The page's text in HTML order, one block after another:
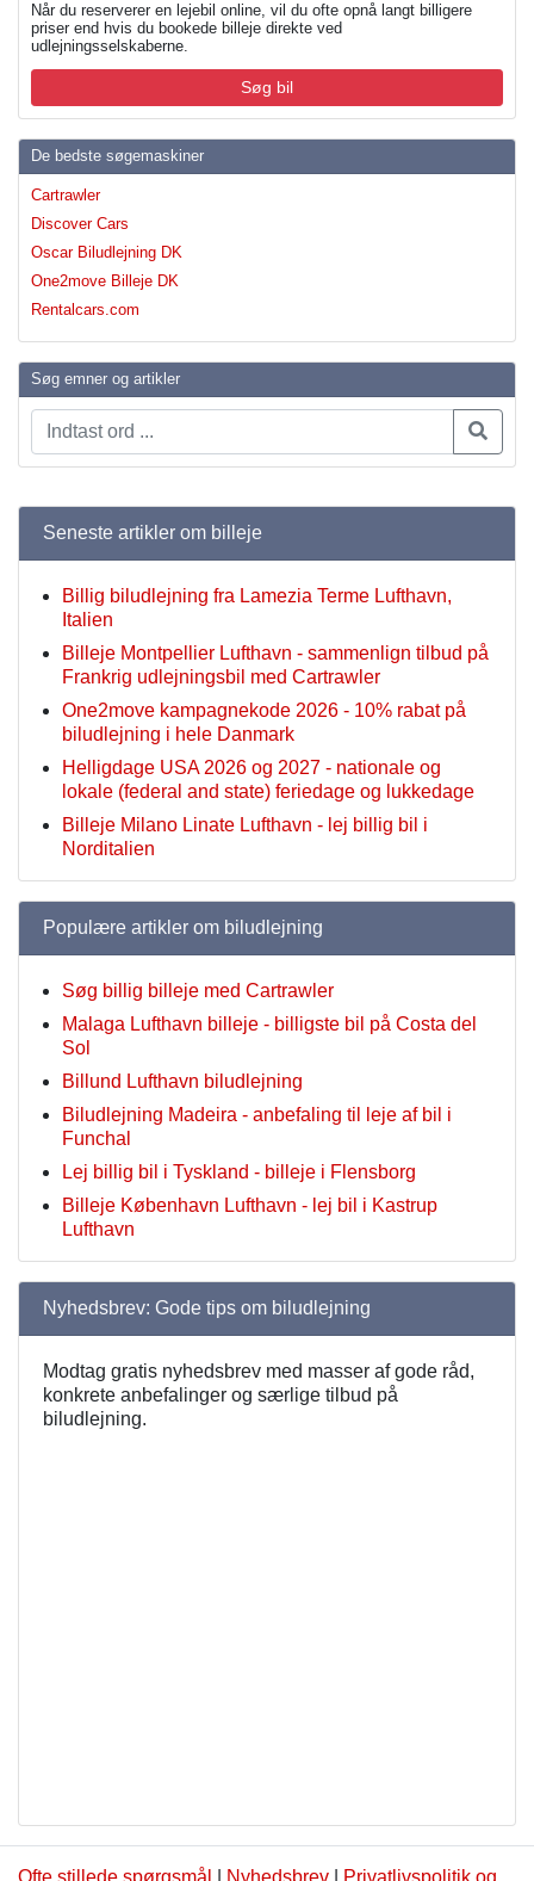
Når du reserverer en lejebil online, vil du ofte opnå langt billigere
priser end hvis du bookede billeje direkte ved
udlejningsselskaberne.
Søg bil
De bedste søgemaskiner
Cartrawler
Discover Cars
Oscar Biludlejning DK
One2move Billeje DK
Rentalcars.com
Søg emner og artikler
Seneste artikler om billeje
Billig biludlejning fra Lamezia Terme Lufthavn,
Italien
Billeje Montpellier Lufthavn - sammenlign tilbud på
Frankrig udlejningsbil med Cartrawler
One2move kampagnekode 2026 - 10% rabat på
biludlejning i hele Danmark
Helligdage USA 2026 og 2027 - nationale og
lokale (federal and state) feriedage og lukkedage
Billeje Milano Linate Lufthavn - lej billig bil i
Norditalien
Populære artikler om biludlejning
Søg billig billeje med Cartrawler
Malaga Lufthavn billeje - billigste bil på Costa del
Sol
Billund Lufthavn biludlejning
Biludlejning Madeira - anbefaling til leje af bil i
Funchal
Lej billig bil i Tyskland - billeje i Flensborg
Billeje København Lufthavn - lej bil i Kastrup
Lufthavn
Nyhedsbrev: Gode tips om biludlejning
Modtag gratis nyhedsbrev med masser af gode råd,
konkrete anbefalinger og særlige tilbud på
biludlejning.